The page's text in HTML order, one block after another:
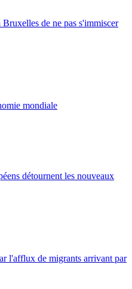
de ne pas s'immiscer
mondiale
détournent les nouveaux
l'afflux de migrants arrivant par